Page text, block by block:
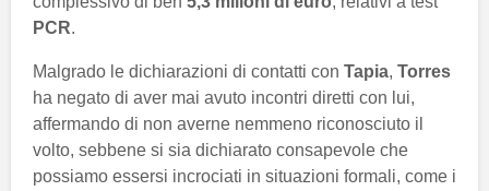
PCR.
Malgrado le dichiarazioni di contatti con Tapia, Torres
ha negato di aver mai avuto incontri diretti con lui,
affermando di non averne nemmeno riconosciuto il
volto, sebbene si sia dichiarato consapevole che
possiamo essersi incrociati in situazioni formali, come i